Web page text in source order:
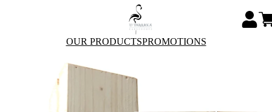
OUR PRODUCTSPROMOTIONS